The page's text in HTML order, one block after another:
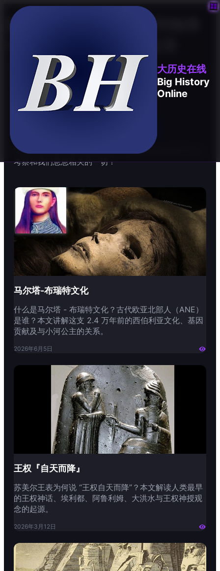
大历史在线: 一个用时间轴将
大历史在线
Big History
Online
时间和空间是万事万物的纽带，大历史尝试在时空中去
考察和我们息息相关的一切！
马尔塔-布瑞特文化
什么是马尔塔 - 布瑞特文化？古代欧亚北部人（ANE）
是谁？本文讲解这支 2.4 万年前的西伯利亚文化、基因
贡献及与小河公主的关系。
2026年6月5日 
王权『自天而降』
苏美尔王表为何说 “王权自天而降”？本文解读人类最早
的王权神话、埃利都、阿鲁利姆、大洪水与王权神授观
念的起源。
2026年3月12日 
